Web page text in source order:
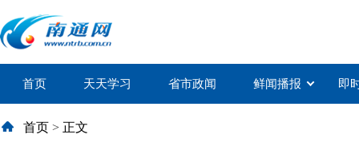
首页 天天学习 省市政闻 鲜闻播报 即
首页 > 正文